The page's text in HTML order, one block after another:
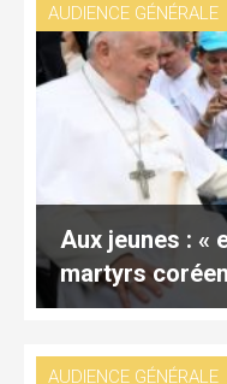
AUDIENCE GÉNÉRALE
Aux jeunes : «
martyrs
AUDIENCE GÉNÉRALE